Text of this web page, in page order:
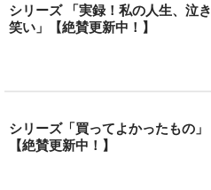
シリーズ 「実録！私の人生、泣き
笑い」【絶賛更新中！】
シリーズ「買ってよかったもの」
【絶賛更新中！】